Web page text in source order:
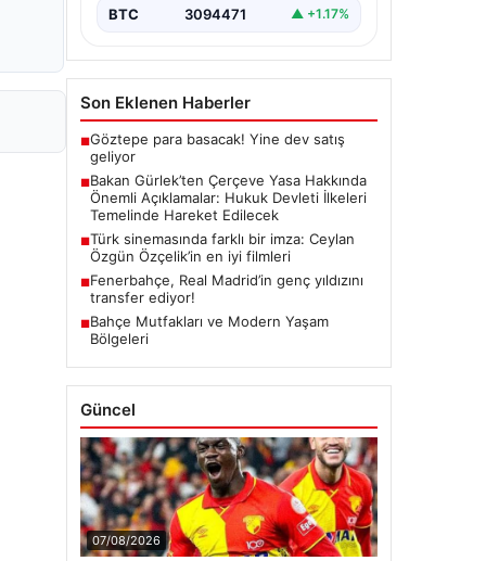
yürürlüğe girmesiyle…
BTC 3094471 ▲ +1.17%
Son Eklenen Haberler
■Göztepe para basacak! Yine dev satış
geliyor
■Bakan Gürlek’ten Çerçeve Yasa Hakkında
Önemli Açıklamalar: Hukuk Devleti İlkeleri
Temelinde Hareket Edilecek
■Türk sinemasında farklı bir imza: Ceylan
Özgün Özçelik’in en iyi filmleri
■Fenerbahçe, Real Madrid’in genç yıldızını
transfer ediyor!
■Bahçe Mutfakları ve Modern Yaşam
Bölgeleri
Güncel
07/08/2026